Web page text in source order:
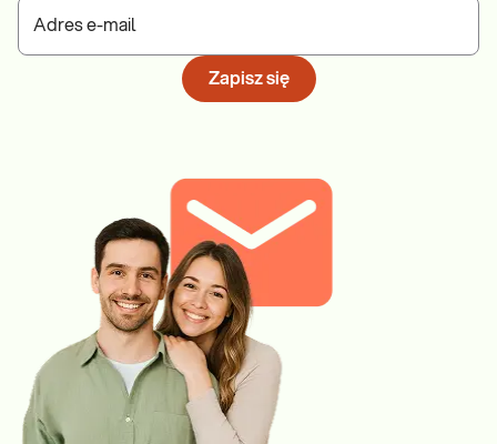
Adres e-mail
Zapisz się